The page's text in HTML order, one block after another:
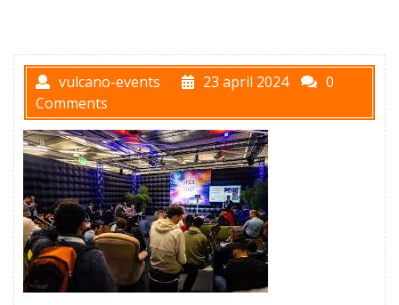
vulcano-events 23 april 2024
0
Comments